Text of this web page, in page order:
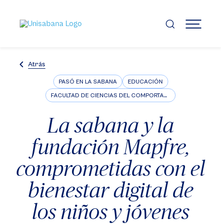
contenido
principal
MENÚ
Atrás
PASÓ EN LA SABANA EDUCACIÓN
FACULTAD DE CIENCIAS DEL COMPORTAMIENTO
La sabana y la
fundación Mapfre,
comprometidas con el
bienestar digital de
los niños y jóvenes